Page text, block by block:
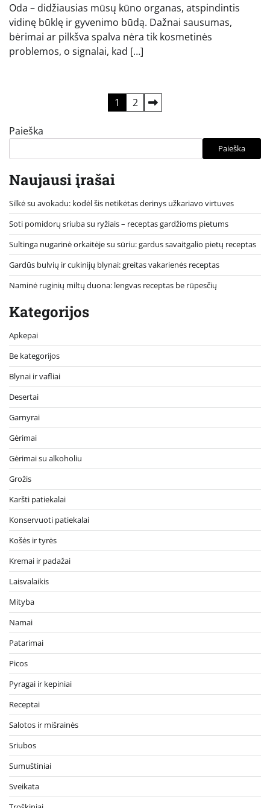
Oda – didžiausias mūsų kūno organas, atspindintis
vidinę būklę ir gyvenimo būdą. Dažnai sausumas,
bėrimai ar pilkšva spalva nėra tik kosmetinės
problemos, o signalai, kad […]
puslapiavimas
1 2
Paieška
Paieška
Naujausi įrašai
Silkė su avokadu: kodėl šis netikėtas derinys užkariavo virtuves
Soti pomidorų sriuba su ryžiais – receptas gardžioms pietums
Sultinga nugarinė orkaitėje su sūriu: gardus savaitgalio pietų receptas
Gardūs bulvių ir cukinijų blynai: greitas vakarienės receptas
Naminė ruginių miltų duona: lengvas receptas be rūpesčių
Kategorijos
Apkepai
Be kategorijos
Blynai ir vafliai
Desertai
Garnyrai
Gėrimai
Gėrimai su alkoholiu
Grožis
Karšti patiekalai
Konservuoti patiekalai
Košės ir tyrės
Kremai ir padažai
Laisvalaikis
Mityba
Namai
Patarimai
Picos
Pyragai ir kepiniai
Receptai
Salotos ir mišrainės
Sriubos
Sumuštiniai
Sveikata